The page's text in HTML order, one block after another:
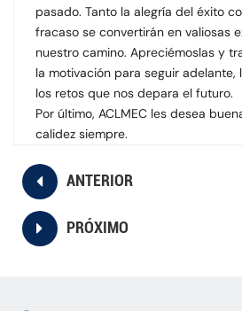
pasado. Tanto la alegría del éxito
fracaso se convertirán en valiosas
nuestro camino. Apreciémoslas y
la motivación para seguir
los retos que nos depara el futuro.
Por último, ACLMEC les desea
calidez siempre.
ANTERIOR
PRÓXIMO